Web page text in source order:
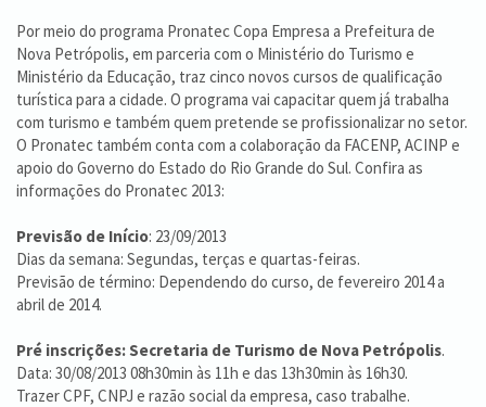
Por meio do programa Pronatec Copa Empresa a Prefeitura de
Nova Petrópolis, em parceria com o Ministério do Turismo e
Ministério da Educação, traz cinco novos cursos de qualificação
turística para a cidade. O programa vai capacitar quem já trabalha
com turismo e também quem pretende se profissionalizar no setor.
O Pronatec também conta com a colaboração da FACENP, ACINP e
apoio do Governo do Estado do Rio Grande do Sul. Confira as
informações do Pronatec 2013:
Previsão de Início: 23/09/2013
Dias da semana: Segundas, terças e quartas-feiras.
Previsão de término: Dependendo do curso, de fevereiro 2014 a
abril de 2014.
Pré inscrições: Secretaria de Turismo de Nova Petrópolis.
Data: 30/08/2013 08h30min às 11h e das 13h30min às 16h30.
Trazer CPF, CNPJ e razão social da empresa, caso trabalhe.